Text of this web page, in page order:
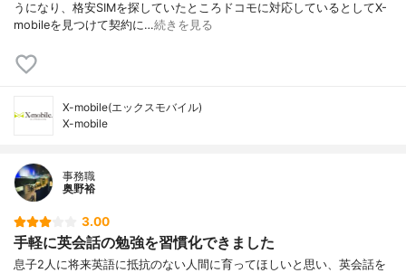
うになり、格安SIMを探していたところドコモに対応しているとしてX-
mobileを見つけて契約に…続きを見る
X-mobile(エックスモバイル)
X-mobile
事務職
奥野裕
3.00
手軽に英会話の勉強を習慣化できました
息子2人に将来英語に抵抗のない人間に育ってほしいと思い、英会話を